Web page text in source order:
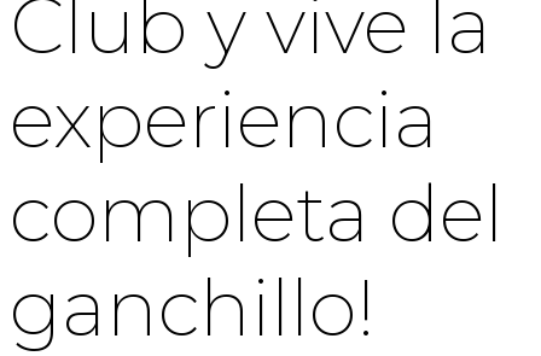
Club y vive la
experiencia
completa del
ganchillo!